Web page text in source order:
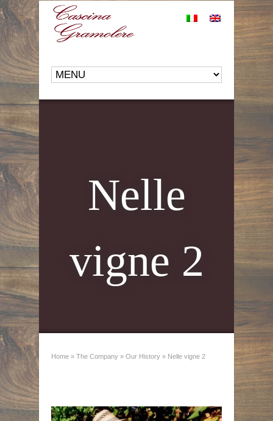
Nelle
vigne 2
Home » The Company » Our History » Nelle vigne 2